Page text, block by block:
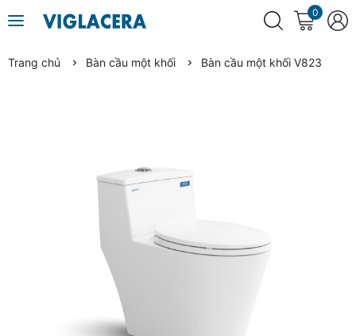
0
Trang chủ Bàn cầu một khối Bàn cầu một khối V823